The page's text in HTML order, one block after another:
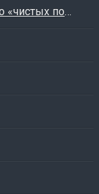
Проектирование и строительство «чистых помещений»